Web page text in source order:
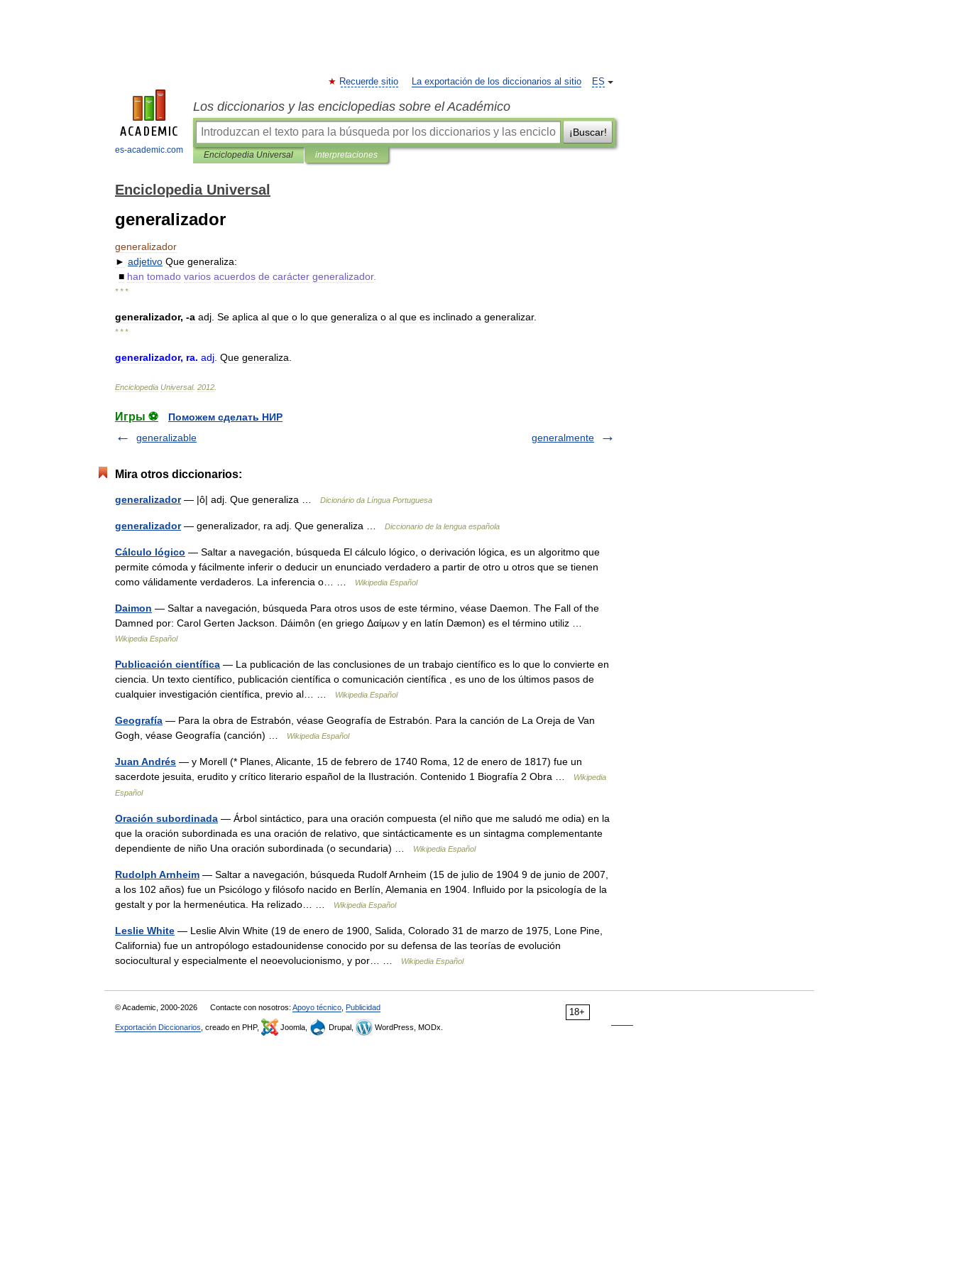
es-academic.com
ES
Recuerde sitio La exportación de los diccionarios al sitio
Los diccionarios y las enciclopedias sobre el Académico
¡Buscar!
Enciclopedia Universal interpretaciones
Enciclopedia Universal
generalizador
generalizador
► adjetivo Que generaliza:
■ han tomado varios acuerdos de carácter generalizador.
* * *
generalizador, -a adj Se aplica al que o lo que generaliza o al que es inclinado a generalizar.
* * *
generalizador, ra. adj Que generaliza
Enciclopedia Universal. 2012
Игры ⚽
Поможем сделать НИР
generalizable
generalmente
Mira otros diccionarios:
generalizador— |ô| adj. Que generaliza … Dicionário da Língua Portuguesa
generalizador— generalizador, ra adj. Que generaliza … Diccionario de la lengua española
Cálculo lógico — Saltar a navegación, búsqueda El cálculo lógico, o derivación lógica, es un algoritmo que
permite cómoda y fácilmente inferir o deducir un enunciado verdadero a partir de otro u otros que se tienen
como válidamente verdaderos. La inferencia o… …
Wikipedia Español
Daimon — Saltar a navegación, búsqueda Para otros usos de este término, véase Daemon. The Fall of the
Damned por: Carol Gerten Jackson. Dáimôn (en griego Δαίμων y en latín Dæmon) es el término utiliz …
Wikipedia Español
Publicación científica — La publicación de las conclusiones de un trabajo científico es lo que lo convierte en
ciencia. Un texto científico, publicación científica o comunicación científica , es uno de los últimos pasos de
cualquier investigación científica, previo al… …
Wikipedia Español
Geografía — Para la obra de Estrabón, véase Geografía de Estrabón. Para la canción de La Oreja de Van
Gogh, véase Geografía (canción) …
Wikipedia Español
Juan Andrés — y Morell (* Planes, Alicante, 15 de febrero de 1740 Roma, 12 de enero de 1817) fue un
sacerdote jesuita, erudito y crítico literario español de la Ilustración. Contenido 1 Biografía 2 Obra …
Wikipedia
Español
Oración subordinada — Árbol sintáctico, para una oración compuesta (el niño que me saludó me odia) en la
que la oración subordinada es una oración de relativo, que sintácticamente es un sintagma complementante
dependiente de niño Una oración subordinada (o secundaria) …
Wikipedia Español
Rudolph Arnheim — Saltar a navegación, búsqueda Rudolf Arnheim (15 de julio de 1904 9 de junio de 2007,
a los 102 años) fue un Psicólogo y filósofo nacido en Berlín, Alemania en 1904. Influido por la psicología de la
gestalt y por la hermenéutica. Ha relizado… …
Wikipedia Español
Leslie White — Leslie Alvin White (19 de enero de 1900, Salida, Colorado 31 de marzo de 1975, Lone Pine,
California) fue un antropólogo estadounidense conocido por su defensa de las teorías de evolución
sociocultural y especialmente el neoevolucionismo, y por… …
Wikipedia Español
18+
© Academic, 2000-2026 Contacte con nosotros: Apoyo técnico Publicidad
Exportación Diccionarios , creado en PHP, Joomla, Drupal, WordPress, MODx.